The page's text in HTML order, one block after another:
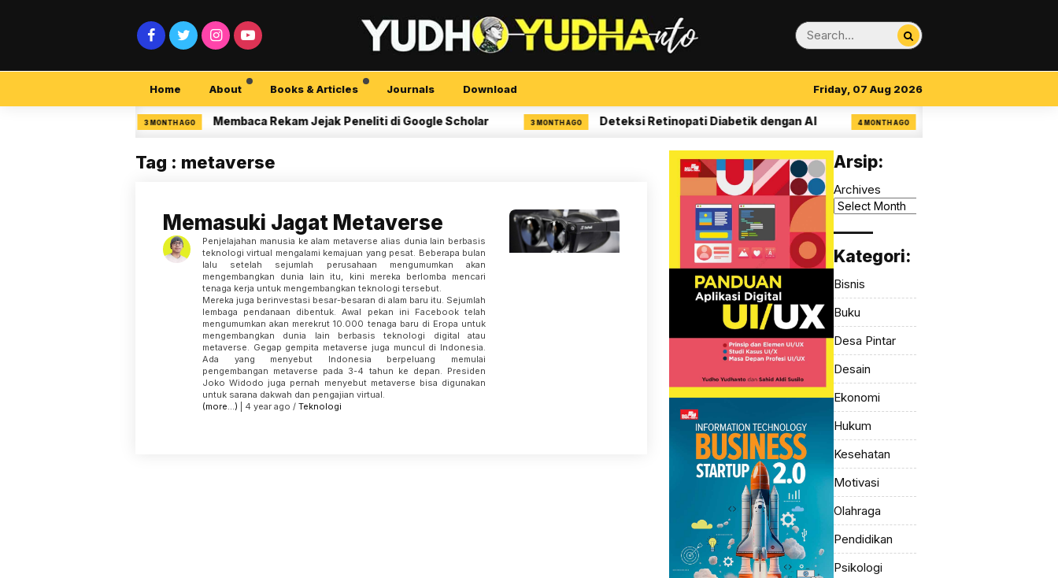
Home About Books & Articles Journals Download Friday, 07 Aug 2026
3 MONTH AGO Membaca Rekam Jejak Peneliti di Google Scholar 3 MONTH AGO Deteksi Retinopati Diabetik dengan AI 4 MONTH AGO 14 Aturan Visual Clarity
Tag : metaverse
Memasuki Jagat Metaverse
Penjelajahan manusia ke alam metaverse alias dunia lain berbasis
teknologi virtual mengalami kemajuan yang pesat. Beberapa bulan
lalu setelah sejumlah perusahaan mengumumkan akan
mengembangkan dunia lain itu, kini mereka berlomba mencari
tenaga kerja untuk mengembangkan teknologi tersebut.
Mereka juga berinvestasi besar-besaran di alam baru itu. Sejumlah
lembaga pendanaan dibentuk. Awal pekan ini Facebook telah
mengumumkan akan merekrut 10.000 tenaga baru di Eropa untuk
mengembangkan dunia lain berbasis teknologi digital atau
metaverse. Gegap gempita metaverse juga muncul di Indonesia.
Ada yang menyebut Indonesia berpeluang memulai
pengembangan metaverse pada 3-4 tahun ke depan. Presiden
Joko Widodo juga pernah menyebut metaverse bisa digunakan
untuk sarana dakwah dan pengajian virtual.
(more…) | 4 year ago / Teknologi
Arsip:
Archives
Kategori:
Bisnis
Buku
Desa Pintar
Desain
Ekonomi
Hukum
Kesehatan
Motivasi
Olahraga
Pendidikan
Psikologi